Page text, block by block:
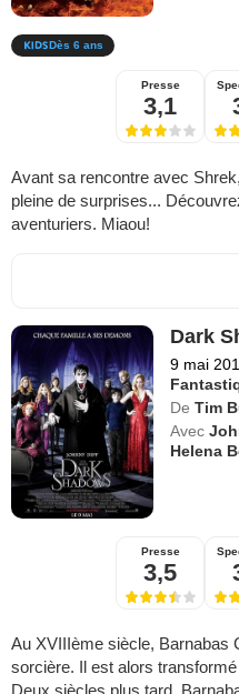
Dès 6 ans
Presse
3,1
Avant sa rencontre avec
pleine de surprises...
aventuriers. Miaou!
Dark
9 mai
De Tim
Avec
Helena
Presse
3,5
Au XVIIIème siècle, Barnabas
sorcière. Il est alors
Deux siècles plus tard,